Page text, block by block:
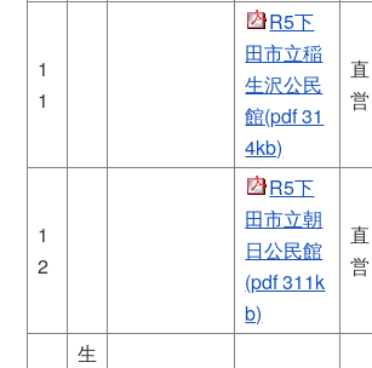
1
1
R5下
田市立稲
生沢公民
館(pdf 31
4kb)
直
営
1
2
R5下
田市立朝
日公民館
(pdf 311k
b)
直
営
生